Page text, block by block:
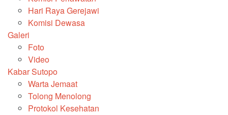
Hari Raya Gerejawi
Komisi Dewasa
Galeri
Foto
Video
Kabar Sutopo
Warta Jemaat
Tolong Menolong
Protokol Kesehatan